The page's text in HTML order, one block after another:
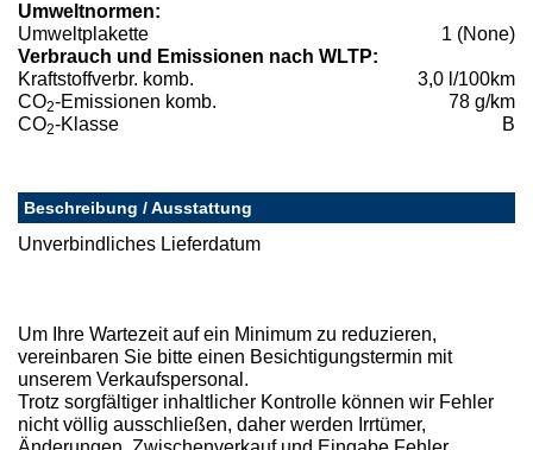
Umweltnormen:
Umweltplakette
1 (None)
Verbrauch und Emissionen nach WLTP:
Kraftstoffverbr. komb.
3,0 l/100km
CO2-Emissionen komb.
78 g/km
CO2-Klasse B
Beschreibung / Ausstattung
Unverbindliches Lieferdatum
Um Ihre Wartezeit auf ein Minimum zu reduzieren,
vereinbaren Sie bitte einen Besichtigungstermin mit
unserem Verkaufspersonal.
Trotz sorgfältiger inhaltlicher Kontrolle können wir Fehler
nicht völlig ausschließen, daher werden Irrtümer,